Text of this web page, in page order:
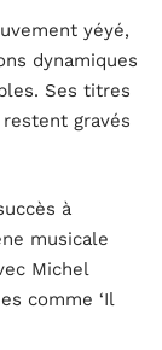
yéyé,
dynamiques
Ses titres
gravés
à
musicale
Michel
comme ‘Il